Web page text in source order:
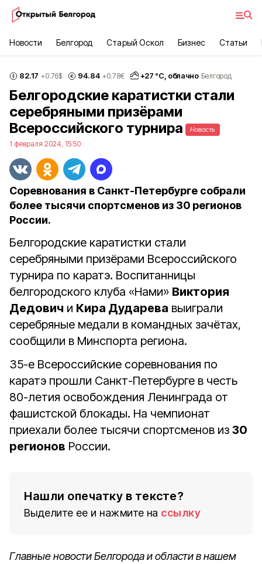
Новости Белгород Старый Оскол Бизнес Статьи
82.17 +0.76$ 94.84 +0.78€ +27 °С, облачно Белгород
Белгородские каратистки стали
серебряными призёрами
Всероссийского турнира
Новость
1 февраля 2024, 15:50
Соревнования в Санкт-Петербурге собрали
более тысячи спортсменов из 30 регионов
России.
Белгородские каратистки стали
серебряными призёрами Всероссийского
турнира по каратэ. Воспитанницы
белгородского клуба «Нами» Виктория
Дедович и Кира Дударева выиграли
серебряные медали в командных зачётах,
сообщили в Минспорта региона.
35-е Всероссийские соревнования по
каратэ прошли Санкт-Петербурге в честь
80-летия освобождения Ленинграда от
фашистской блокады. На чемпионат
приехали более тысячи спортсменов из 30
регионов России.
Нашли опечатку в тексте?
Выделите ее и нажмите на ссылку
Главные новости Белгорода и области в нашем